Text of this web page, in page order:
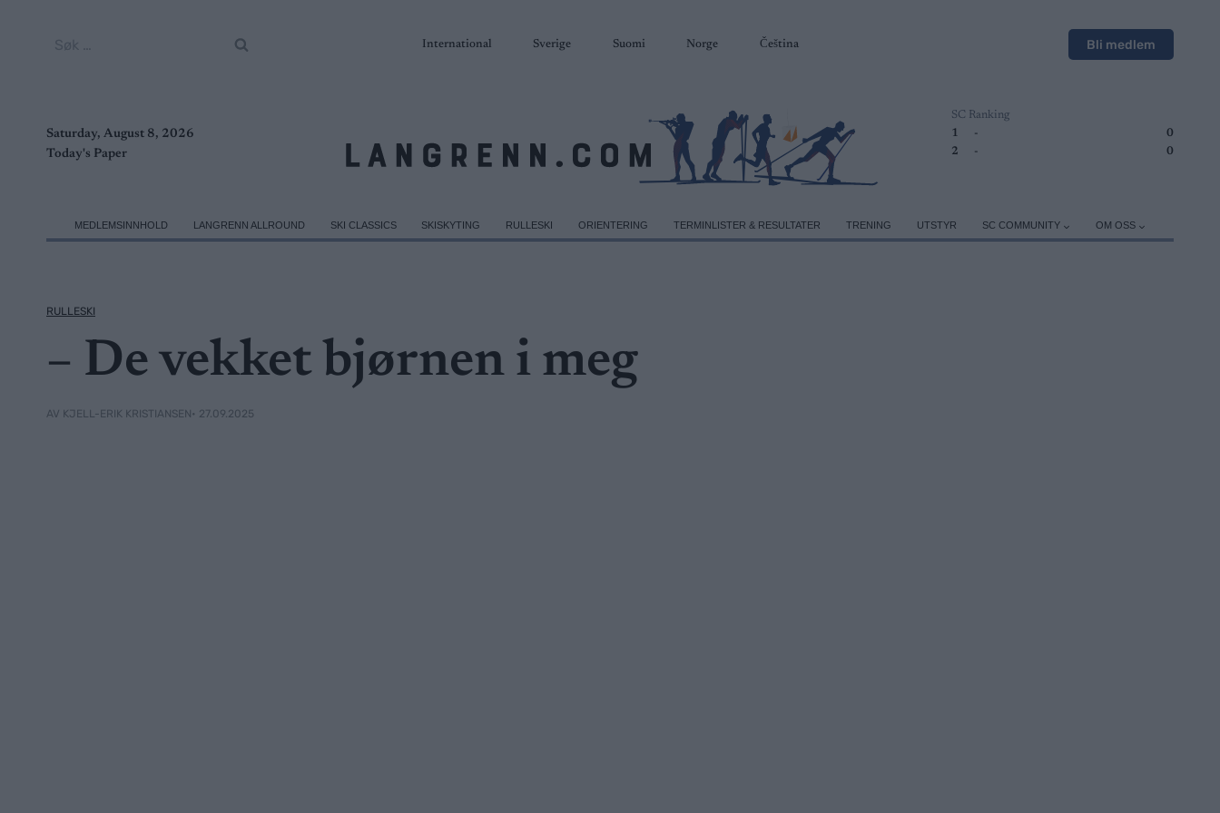
International Sverige Suomi Norge Čeština Bli medlem
Saturday, August 8, 2026
Today's Paper
SC Ranking
1
-
0
2
- 0
MEDLEMSINNHOLD LANGRENN ALLROUND SKI CLASSICS SKISKYTING RULLESKI ORIENTERING TERMINLISTER & RESULTATER TRENING UTSTYR SC COMMUNITY OM OSS
RULLESKI
– De vekket bjørnen i meg
AV KJELL-ERIK KRISTIANSEN • 27.09.2025